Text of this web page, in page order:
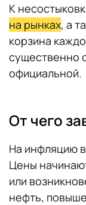
К
на рынках, а
корзина
существенно
официальной.
От чего
На инфляцию
Цены
или
нефть,